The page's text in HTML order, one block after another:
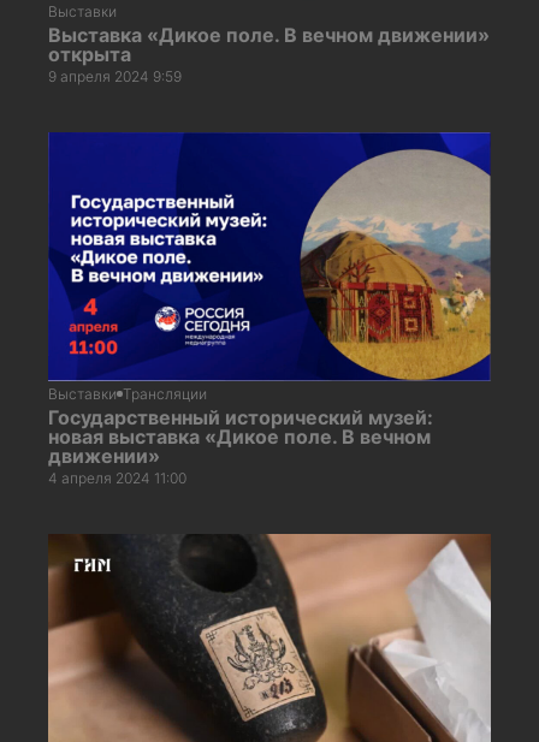
Выставки
Выставка «Дикое поле. В вечном движении»
открыта
9 апреля 2024 9:59
Выставки Трансляции
Государственный исторический музей:
новая выставка «Дикое поле. В вечном
движении»
4 апреля 2024 11:00